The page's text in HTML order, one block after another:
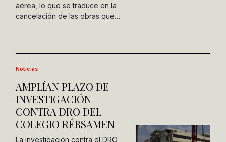
aérea, lo que se traduce en la
cancelación de las obras que…
Noticias
AMPLÍAN PLAZO DE
INVESTIGACIÓN
CONTRA DRO DEL
COLEGIO RÉBSAMEN
La investigación contra el DRO